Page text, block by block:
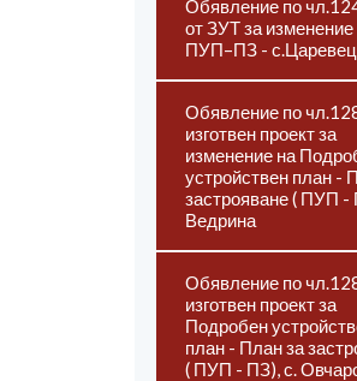
Обявление по
от ЗУТ за изменение
ПУП–ПЗ - с.Царевец
Обявление по
изготвен проект за
изменение на
устройствен план -
застрояване ( ПУП -
Ведрина
Обявление по
изготвен проект за
Подробен
план - План за
( ПУП - ПЗ), с.